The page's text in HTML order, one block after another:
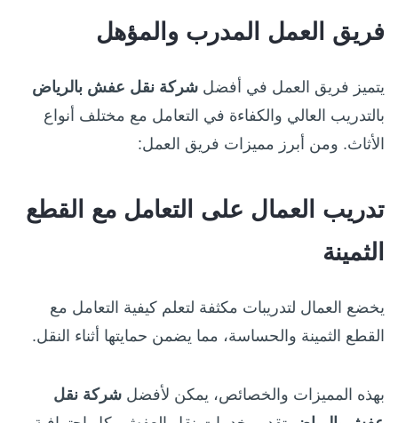
فريق العمل المدرب والمؤهل
يتميز فريق العمل في أفضل شركة نقل عفش بالرياض
بالتدريب العالي والكفاءة في التعامل مع مختلف أنواع
الأثاث. ومن أبرز مميزات فريق العمل:
تدريب العمال على التعامل مع القطع
الثمينة
يخضع العمال لتدريبات مكثفة لتعلم كيفية التعامل مع
القطع الثمينة والحساسة، مما يضمن حمايتها أثناء النقل.
بهذه المميزات والخصائص، يمكن لأفضل شركة نقل